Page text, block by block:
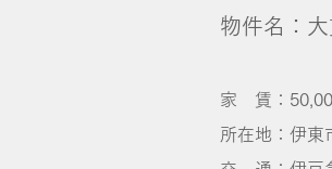
物件名：
家 賃：
所在地：伊東